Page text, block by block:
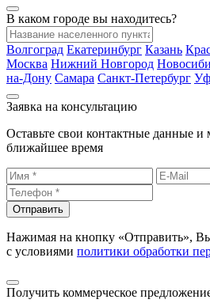
В каком городе вы находитесь?
Волгоград Екатеринбург Казань
Москва Нижний Новгород
на-Дону Самара Санкт-Петербург
Заявка на консультацию
Оставьте свои контактные данные
ближайшее время
Отправить
Нажимая на кнопку «Отправить», Вы
с условиями политики обработки
Получить коммерческое